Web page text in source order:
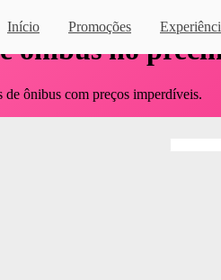
Início Promoções
ônibus no
de ônibus com preços imperdíveis.